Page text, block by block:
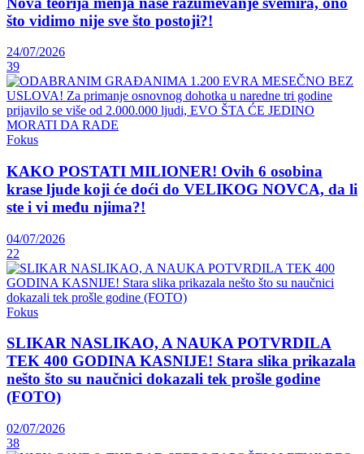
što vidimo nije sve što postoji?!
24/07/2026
39
Fokus
KAKO POSTATI MILIONER! Ovih 6 osobina
krase ljude koji će doći do VELIKOG NOVCA, da li
ste i vi među njima?!
04/07/2026
22
Fokus
SLIKAR NASLIKAO, A NAUKA POTVRDILA
TEK 400 GODINA KASNIJE! Stara slika prikazala
nešto što su naučnici dokazali tek prošle godine
(FOTO)
02/07/2026
38